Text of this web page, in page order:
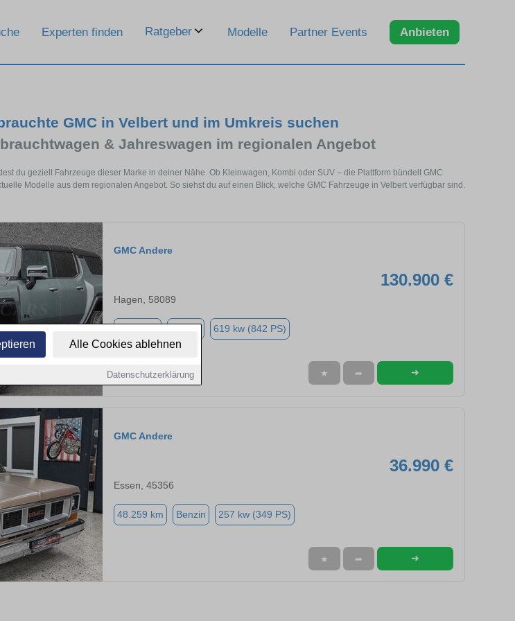
Alle Cookies ablehnen
Datenschutzerklärung
Experten finden Ratgeber Modelle Partner Events Anbieten
GMC in Velbert und im Umkreis suchen
& Jahreswagen im regionalen Angebot
du gezielt Fahrzeuge dieser Marke in deiner Nähe. Ob Kleinwagen, Kombi oder SUV – die Plattform bündelt GMC
Modelle aus dem regionalen Angebot. So siehst du auf einen Blick, welche GMC Fahrzeuge in Velbert verfügbar sind.
GMC Andere
130.900 €
Hagen, 58089
Elektro 619 kw (842 PS)
★ ➦ ➜
GMC Andere
36.990 €
Essen, 45356
48.259 km Benzin 257 kw (349 PS)
★ ➦ ➜